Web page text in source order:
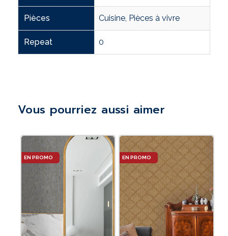
Pièces Cuisine, Pièces à vivre
Repeat 0
Vous pourriez aussi aimer
Le
prix
actuel
est :
135DT.
Le
prix
actuel
est :
135DT.